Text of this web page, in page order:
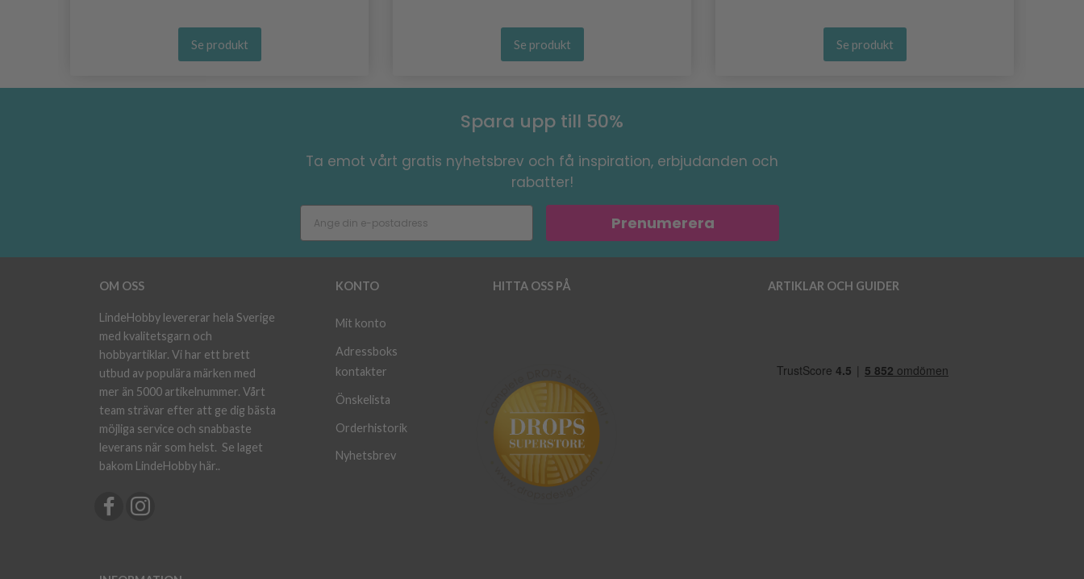
Se produkt Se produkt Se produkt
Spara upp till 50%
Ta emot vårt gratis nyhetsbrev och få inspiration, erbjudanden och
rabatter!
Prenumerera
OM OSS
LindeHobby levererar hela Sverige
med kvalitetsgarn och
hobbyartiklar. Vi har ett brett
utbud av populära märken med
mer än 5000 artikelnummer. Vårt
team strävar efter att ge dig bästa
möjliga service och snabbaste
leverans när som helst. Se laget
bakom LindeHobby här..
KONTO
Mit konto
Adressboks
kontakter
Önskelista
Orderhistorik
Nyhetsbrev
HITTA OSS PÅ ARTIKLAR OCH GUIDER